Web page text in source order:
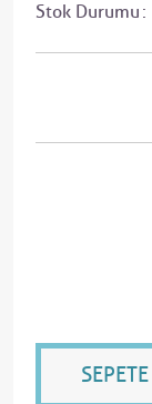
Stok Durumu